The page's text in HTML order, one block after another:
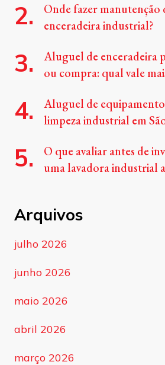
Onde fazer manutenção
enceradeira industrial?
Aluguel de enceradeira
ou compra: qual vale
Aluguel de
limpeza industrial em
O que avaliar antes de
uma lavadora industrial
Arquivos
julho 2026
junho 2026
maio 2026
abril 2026
março 2026